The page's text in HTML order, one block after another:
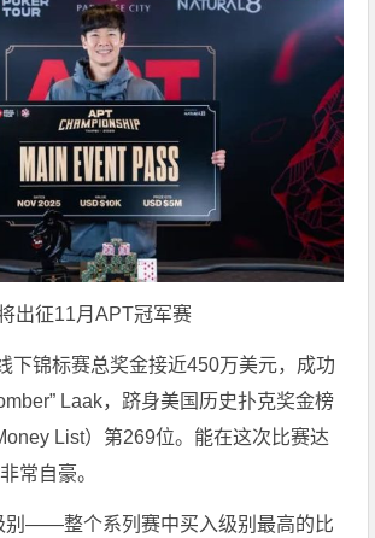
出征11月APT冠军赛
下锦标赛总奖金接近450万美元，成功
Laak，跻身美国历史扑克奖金榜
List）第269位。能在这次比赛达
常自豪。
别——整个系列赛中买入级别最高的比